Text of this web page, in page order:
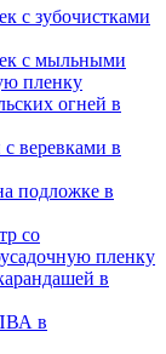
с зубочистками
с мыльными
пленку
огней в
веревками в
подложке в
со
пленку
в
в